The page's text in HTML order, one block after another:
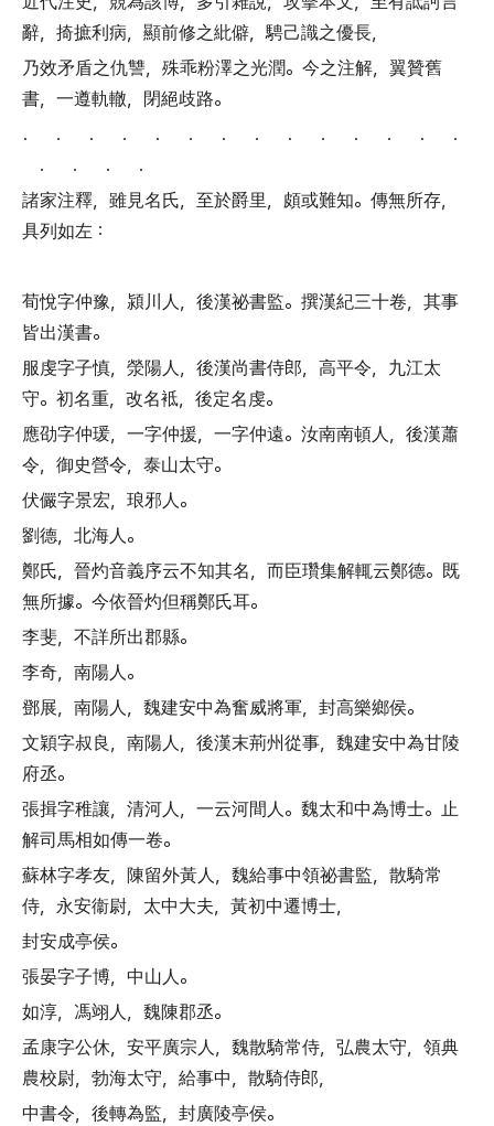
辭， 掎摭利病， 顯前修之紕僻，騁己識之優長，
乃效矛盾之仇讐， 殊乖粉澤之光潤。 今之注解， 翼贊舊
書， 一遵軌轍， 閉絕歧路。
． ． ． ． ． ． ． ． ． ． ． ． ． ．
． ． ． ．
諸家注釋， 雖見名氏， 至於爵里， 頗或難知。 傳無所存，
具列如左 ：
荀悅字仲豫， 潁川人， 後漢祕書監。 撰漢紀三十卷， 其事
皆出漢書。
服虔字子慎， 滎陽人， 後漢尚書侍郎， 高平令， 九江太
守。 初名重， 改名袛， 後定名虔。
應劭字仲瑗， 一字仲援， 一字仲遠。 汝南南頓人， 後漢蕭
令， 御史營令， 泰山太守。
伏儼字景宏， 琅邪人。
劉德， 北海人。
鄭氏， 晉灼音義序云不知其名， 而臣瓚集解輒云鄭德。 既
無所據。 今依晉灼但稱鄭氏耳。
李斐， 不詳所出郡縣。
李奇， 南陽人。
鄧展， 南陽人， 魏建安中為奮威將軍， 封高樂鄉侯。
文穎字叔良 ， 南陽人， 後漢末荊州從事， 魏建安中為甘陵
府丞。
張揖字稚讓， 清河人， 一云河間人。 魏太和中為博士。 止
解司馬相如傳一卷。
蘇林字孝友， 陳留外黃人， 魏給事中領祕書監， 散騎常
侍， 永安衞尉， 太中大夫， 黃初中遷博士，
封安成亭侯。
張晏字子博， 中山人。
如淳， 馮翊人， 魏陳郡丞。
孟康字公休， 安平廣宗人， 魏散騎常侍， 弘農太守， 領典
農校尉， 勃海太守， 給事中， 散騎侍郎，
中書令， 後轉為監， 封廣陵亭侯。